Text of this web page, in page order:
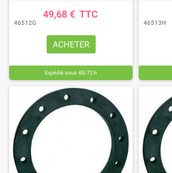
49,68 € TTC
46512G
ACHETER
Expédié sous 48/72 h
46513H